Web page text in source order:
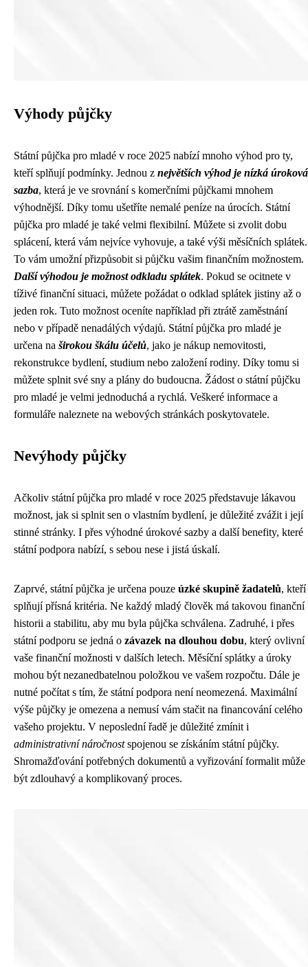
Výhody půjčky
Státní půjčka pro mladé v roce 2025 nabízí mnoho výhod pro ty,
kteří splňují podmínky. Jednou z největších výhod je nízká úroková
sazba, která je ve srovnání s komerčními půjčkami mnohem
výhodnější. Díky tomu ušetříte nemalé peníze na úrocích. Státní
půjčka pro mladé je také velmi flexibilní. Můžete si zvolit dobu
splácení, která vám nejvíce vyhovuje, a také výši měsíčních splátek.
To vám umožní přizpůsobit si půjčku vašim finančním možnostem.
Další výhodou je možnost odkladu splátek. Pokud se ocitnete v
tíživé finanční situaci, můžete požádat o odklad splátek jistiny až o
jeden rok. Tuto možnost oceníte například při ztrátě zaměstnání
nebo v případě nenadálých výdajů. Státní půjčka pro mladé je
určena na širokou škálu účelů, jako je nákup nemovitosti,
rekonstrukce bydlení, studium nebo založení rodiny. Díky tomu si
můžete splnit své sny a plány do budoucna. Žádost o státní půjčku
pro mladé je velmi jednoduchá a rychlá. Veškeré informace a
formuláře naleznete na webových stránkách poskytovatele.
Nevýhody půjčky
Ačkoliv státní půjčka pro mladé v roce 2025 představuje lákavou
možnost, jak si splnit sen o vlastním bydlení, je důležité zvážit i její
stinné stránky. I přes výhodné úrokové sazby a další benefity, které
státní podpora nabízí, s sebou nese i jistá úskalí.
Zaprvé, státní půjčka je určena pouze úzké skupině žadatelů, kteří
splňují přísná kritéria. Ne každý mladý člověk má takovou finanční
historii a stabilitu, aby mu byla půjčka schválena. Zadruhé, i přes
státní podporu se jedná o závazek na dlouhou dobu, který ovlivní
vaše finanční možnosti v dalších letech. Měsíční splátky a úroky
mohou být nezanedbatelnou položkou ve vašem rozpočtu. Dále je
nutné počítat s tím, že státní podpora není neomezená. Maximální
výše půjčky je omezena a nemusí vám stačit na financování celého
vašeho projektu. V neposlední řadě je důležité zmínit i
administrativní náročnostspojenou se získáním státní půjčky.
Shromažďování potřebných dokumentů a vyřizování formalit může
být zdlouhavý a komplikovaný proces.